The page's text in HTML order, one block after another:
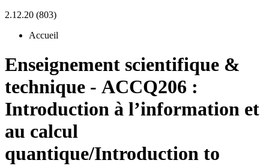
2.12.20 (803)
Accueil
Enseignement scientifique &
technique - ACCQ206 :
Introduction à l’information et
au calcul
quantique/Introduction to